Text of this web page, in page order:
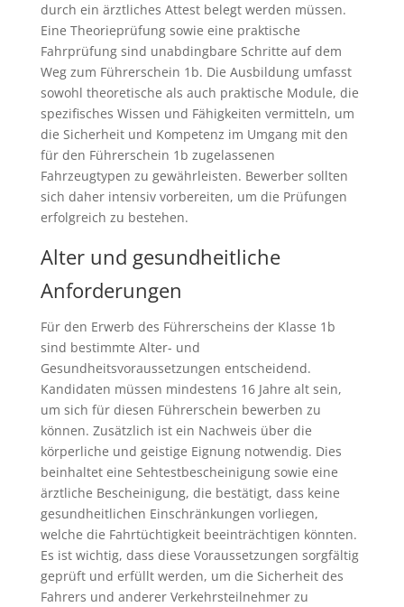
durch ein ärztliches Attest belegt werden müssen.
Eine Theorieprüfung sowie eine praktische
Fahrprüfung sind unabdingbare Schritte auf dem
Weg zum Führerschein 1b. Die Ausbildung umfasst
sowohl theoretische als auch praktische Module, die
spezifisches Wissen und Fähigkeiten vermitteln, um
die Sicherheit und Kompetenz im Umgang mit den
für den Führerschein 1b zugelassenen
Fahrzeugtypen zu gewährleisten. Bewerber sollten
sich daher intensiv vorbereiten, um die Prüfungen
erfolgreich zu bestehen.
Alter und gesundheitliche
Anforderungen
Für den Erwerb des Führerscheins der Klasse 1b
sind bestimmte Alter- und
Gesundheitsvoraussetzungen entscheidend.
Kandidaten müssen mindestens 16 Jahre alt sein,
um sich für diesen Führerschein bewerben zu
können. Zusätzlich ist ein Nachweis über die
körperliche und geistige Eignung notwendig. Dies
beinhaltet eine Sehtestbescheinigung sowie eine
ärztliche Bescheinigung, die bestätigt, dass keine
gesundheitlichen Einschränkungen vorliegen,
welche die Fahrtüchtigkeit beeinträchtigen könnten.
Es ist wichtig, dass diese Voraussetzungen sorgfältig
geprüft und erfüllt werden, um die Sicherheit des
Fahrers und anderer Verkehrsteilnehmer zu